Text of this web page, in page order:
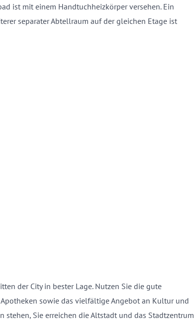
ist mit einem Handtuchheizkörper versehen. Ein
separater Abtellraum auf der gleichen Etage ist
der City in bester Lage. Nutzen Sie die gute
sowie das vielfältige Angebot an Kultur und
stehen, Sie erreichen die Altstadt und das Stadtzentrum